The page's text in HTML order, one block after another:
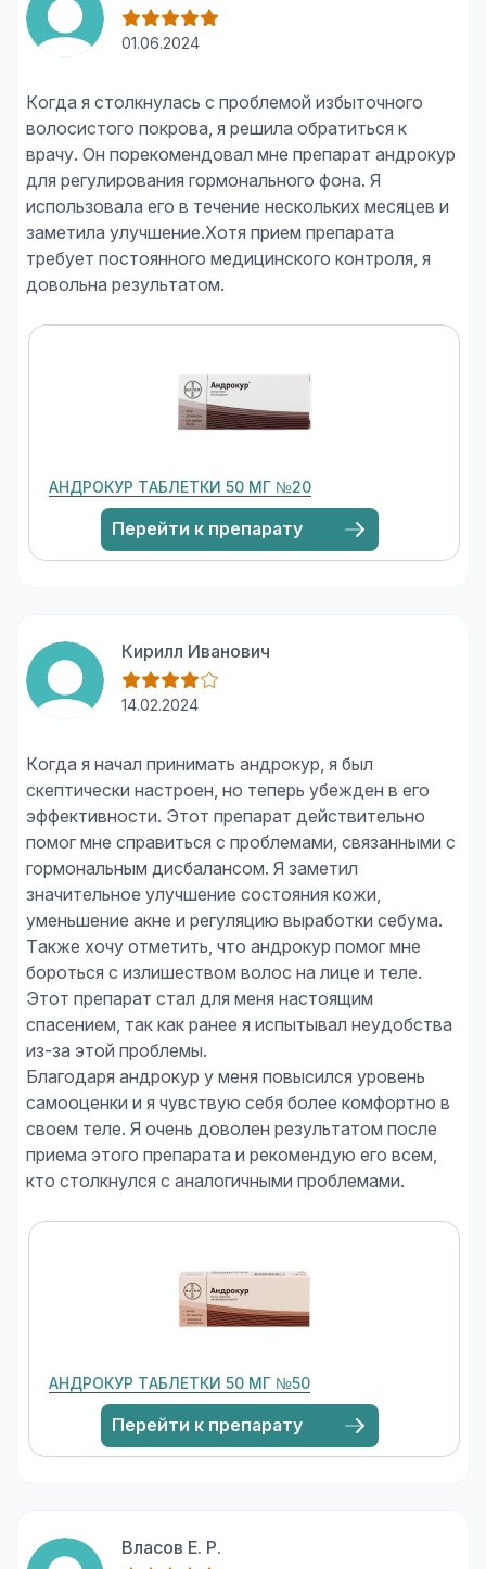
01.06.2024
Когда я столкнулась с проблемой избыточного
волосистого покрова, я решила обратиться к
врачу. Он порекомендовал мне препарат андрокур
для регулирования гормонального фона. Я
использовала его в течение нескольких месяцев и
заметила улучшение.Хотя прием препарата
требует постоянного медицинского контроля, я
АНДРОКУР ТАБЛЕТКИ 50 МГ №20
Перейти к препарату
Кирилл Иванович
14.02.2024
Когда я начал принимать андрокур, я был
скептически настроен, но теперь убежден в его
эффективности. Этот препарат действительно
помог мне справиться с проблемами, связанными с
гормональным дисбалансом. Я заметил
значительное улучшение состояния кожи,
уменьшение акне и регуляцию выработки себума.
Также хочу отметить, что андрокур помог мне
бороться с излишеством волос на лице и теле.
Этот препарат стал для меня настоящим
спасением, так как ранее я испытывал неудобства
из-за этой проблемы.
Благодаря андрокур у меня повысился уровень
самооценки и я чувствую себя более комфортно в
своем теле. Я очень доволен результатом после
приема этого препарата и рекомендую его всем,
АНДРОКУР ТАБЛЕТКИ 50 МГ №50
Перейти к препарату
Власов Е. Р.